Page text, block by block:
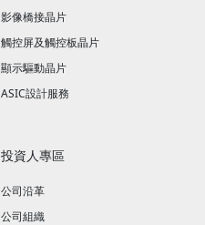
影像橋接晶片
觸控屏及觸控板晶片
顯示驅動晶片
ASIC設計服務
投資人專區
公司沿革
公司組織